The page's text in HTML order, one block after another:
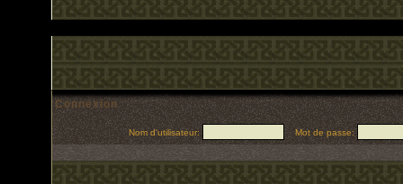
Connexion
Nom d'utilisateur: Mot de passe: